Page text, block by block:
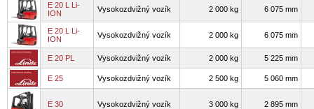
E 20 L Li-
ION
Vysokozdvižný vozík 2 000 kg 6 075 mm
E 20 L Li-
ION
Vysokozdvižný vozík 2 000 kg 6 075 mm
E 20 PL Vysokozdvižný vozík 2 000 kg 5 225 mm
E 25 Vysokozdvižný vozík 2 500 kg 5 060 mm
E 30 Vysokozdvižný vozík 3 000 kg 2 895 mm